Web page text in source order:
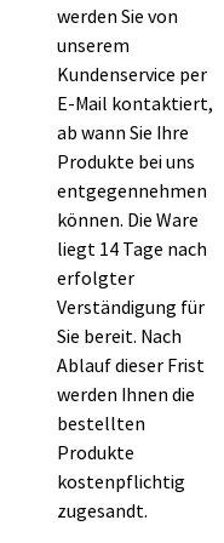
werden Sie von
unserem
Kundenservice per
E-Mail kontaktiert,
ab wann Sie Ihre
Produkte bei uns
entgegennehmen
können. Die Ware
liegt 14 Tage nach
erfolgter
Verständigung für
Sie bereit. Nach
Ablauf dieser Frist
werden Ihnen die
bestellten
Produkte
kostenpflichtig
zugesandt.